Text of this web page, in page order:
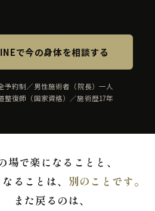
で今の身体を相談する
予約制／男性施術者（院長）一人
整復師（国家資格）／施術歴17年
場で楽になることと、
ることは、 別のことです。
また戻るのは、